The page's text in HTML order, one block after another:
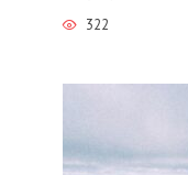
322